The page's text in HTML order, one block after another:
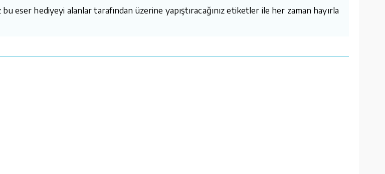
eser hediyeyi alanlar tarafından üzerine yapıştıracağınız etiketler ile her zaman hayırla